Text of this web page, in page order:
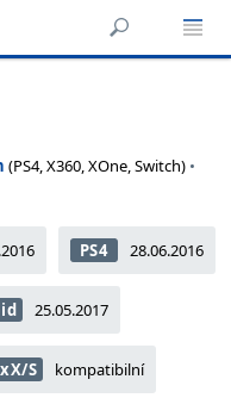
(PS4, X360, XOne, Switch) •
PS4 28.06.2016
25.05.2017
S kompatibilní